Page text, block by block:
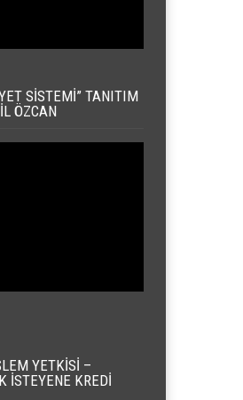
SISTEMI” TANITIM
ÖZCAN
YETKISI –
İSTEYENE KREDI